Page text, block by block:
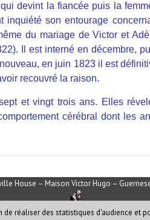
devint la fiancée puis la
inquiété son entourage
du mariage de Victor et
Il est interné en décembre,
en juin 1823 il est
recouvré la raison.
et vingt trois ans. Elles
cérébral dont les
House – Maison Victor Hugo –
2002-2019 ©pfck
réaliser des statistiques d'audience et